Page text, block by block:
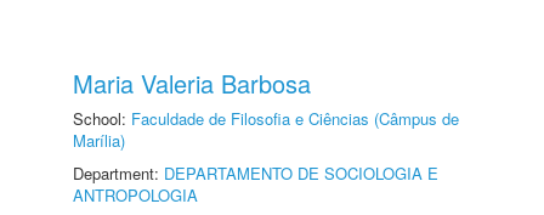
Maria Valeria Barbosa
School: Faculdade de Filosofia e Ciências (Câmpus de
Marília)
Department: DEPARTAMENTO DE SOCIOLOGIA E
ANTROPOLOGIA